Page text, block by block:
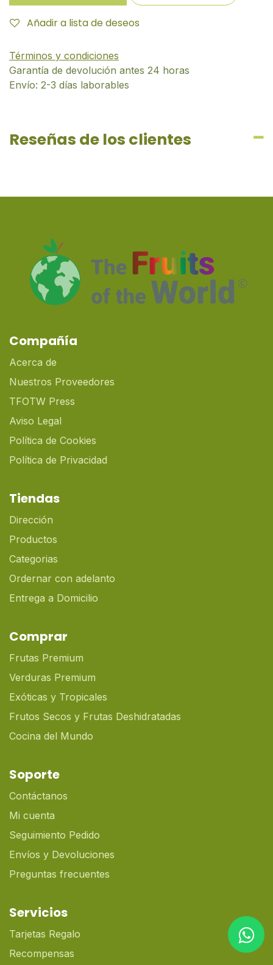
Añadir a lista de deseos
Términos y condiciones
Garantía de devolución antes 24 horas
Envío: 2-3 días laborables
Reseñas de los clientes
Compañía
Acerca de
Nuestros Proveedores
TFOTW Press
Aviso Legal
Política de Cookies
Política de Privacidad
Tiendas
Dirección
Productos
Categorias
Ordernar con adelanto
Entrega a Domicilio
Comprar
Frutas Premium
Verduras Premium
Exóticas y Tropicales
Frutos Secos y Frutas Deshidratadas
Cocina del Mundo
Soporte
Contáctanos
Mi cuenta
Seguimiento Pedido
Envíos y Devoluciones
Preguntas frecuentes
Servicios
Tarjetas Regalo
Recompensas